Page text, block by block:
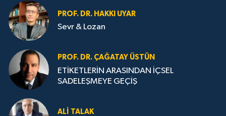
PROF. DR. HAKKI UYAR
Sevr & Lozan
PROF. DR. ÇAĞATAY ÜSTÜN
ETİKETLERİN ARASINDAN İÇSEL
SADELEŞMEYE GEÇİŞ
ALI TALAK